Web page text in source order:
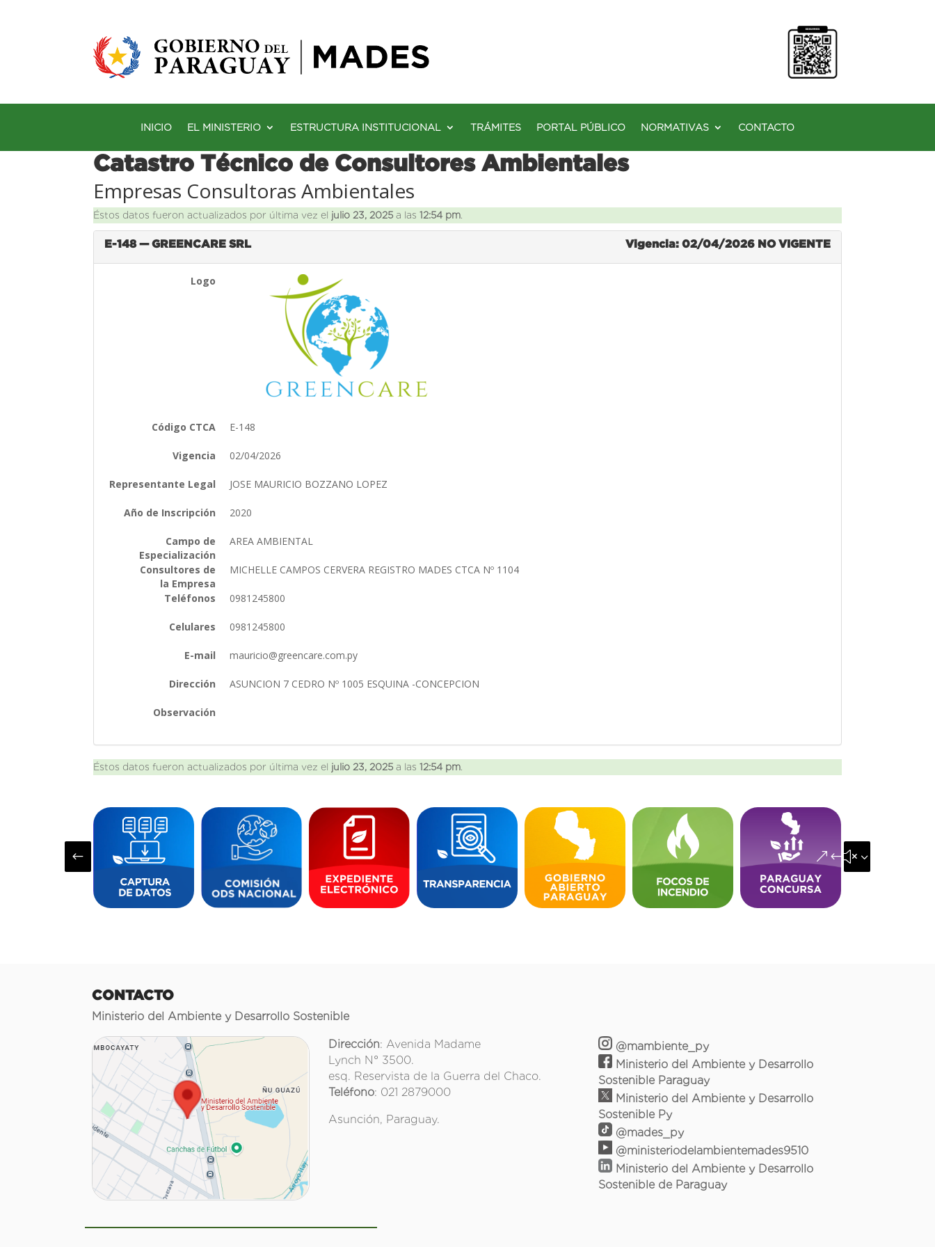
INICIO EL MINISTERIO ESTRUCTURA INSTITUCIONAL TRÁMITES PORTAL PÚBLICO NORMATIVAS CONTACTO
Catastro Técnico de Consultores Ambientales
Empresas Consultoras Ambientales
Éstos datos fueron actualizados por última vez el julio 23, 2025 a las12:54 pm
E-148 — GREENCARE SRL Vigencia: 02/04/2026 NO VIGENTE
Logo
Código CTCA E-148
Vigencia 02/04/2026
Representante Legal JOSE MAURICIO BOZZANO LOPEZ
Año de Inscripción 2020
Campo de
Especialización
AREA AMBIENTAL
Consultores de
la Empresa
MICHELLE CAMPOS CERVERA REGISTRO MADES CTCA Nº 1104
Teléfonos 0981245800
Celulares 0981245800
E-mail mauricio@greencare.com.py
Dirección ASUNCION 7 CEDRO Nº 1005 ESQUINA -CONCEPCION
Observación
Éstos datos fueron actualizados por última vez el julio 23, 2025 a las12:54 pm
# &#x35;
CONTACTO
Ministerio del Ambiente y Desarrollo Sostenible
Dirección: Avenida Madame
Lynch N° 3500.
esq. Reservista de la Guerra del Chaco.
Teléfono: 021 2879000
Asunción, Paraguay.
@mambiente_py
Ministerio del Ambiente y Desarrollo
Sostenible Paraguay
Ministerio del Ambiente y Desarrollo
Sostenible Py
@mades_py
@ministeriodelambientemades9510
Ministerio del Ambiente y Desarrollo
Sostenible de Paraguay